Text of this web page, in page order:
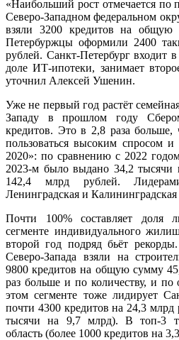
«Наибольший рост отмечается по
Северо-Западном федеральном
взяли 3200 кредитов на
Петербуржцы оформили 2400
рублей. Санкт-Петербург входит
доле ИТ-ипотеки, занимает
уточнил Алексей Ушенин.
Уже не первый год растёт
Западу в прошлом году
кредитов. Это в 2,8 раза
пользоваться высоким спросом
2020»: по сравнению с 2022
2023-м было выдано 34,2
142,4 млрд рублей.
Ленинградская и Калининградская
Почти 100% составляет доля
сегменте индивидуального
второй год подряд бьёт
Северо-Запада взяли на
9800 кредитов на общую сумму
раз больше и по количеству, и
этом сегменте тоже лидирует
почти 4300 кредитов на 24,3
тысячи на 9,7 млрд). В топ-3
область (более 1000 кредитов на